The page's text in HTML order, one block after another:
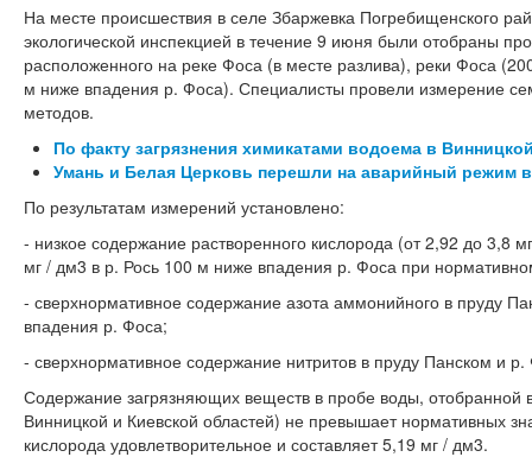
На месте происшествия в селе Збаржевка Погребищенского
экологической инспекцией в течение 9 июня были отобраны
расположенного на реке Фоса (в месте разлива), реки Фоса
м ниже впадения р. Фоса). Специалисты провели измерение
методов.
По факту загрязнения химикатами водоема в
Умань и Белая Церковь перешли на аварийный режим
По результатам измерений установлено:
- низкое содержание растворенного кислорода (от 2,92 до 3,8
мг / дм3 в р. Рось 100 м ниже впадения р. Фоса при
- сверхнормативное содержание азота аммонийного в пруду
впадения р. Фоса;
- сверхнормативное содержание нитритов в пруду Панском и
Содержание загрязняющих веществ в пробе воды, отобранной
Винницкой и Киевской областей) не превышает нормативных
кислорода удовлетворительное и составляет 5,19 мг / дм3.